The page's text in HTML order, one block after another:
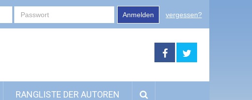
Anmelden vergessen?
RANGLISTE DER AUTOREN